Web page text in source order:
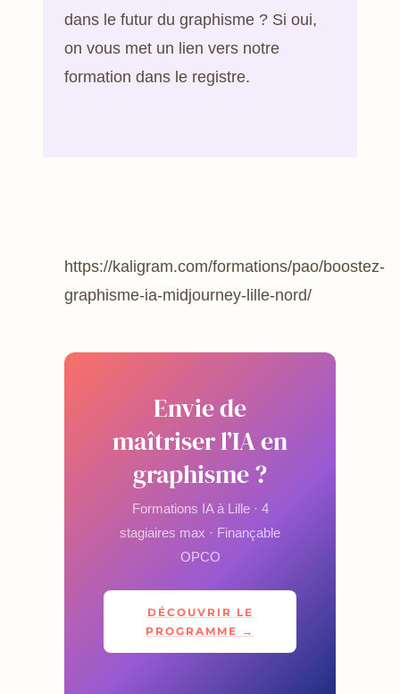
dans le futur du graphisme ? Si oui,
on vous met un lien vers notre
formation dans le registre.
https://kaligram.com/formations/pao/boostez-
graphisme-ia-midjourney-lille-nord/
Envie de
maîtriser l’IA en
graphisme ?
Formations IA à Lille · 4
stagiaires max · Finançable
OPCO
DÉCOUVRIR LE
PROGRAMME →